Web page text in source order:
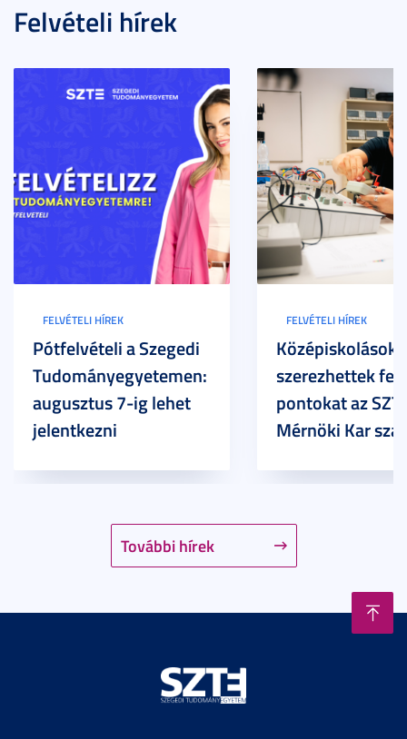
Felvételi hírek
További hírek
FELVÉTELI HÍREK
Pótfelvételi a Szegedi
Tudományegyetemen:
augusztus 7-ig lehet
jelentkezni
FELVÉTELI HÍREK
Középiskolások
szerezhettek
pontokat az
Mérnöki Kar